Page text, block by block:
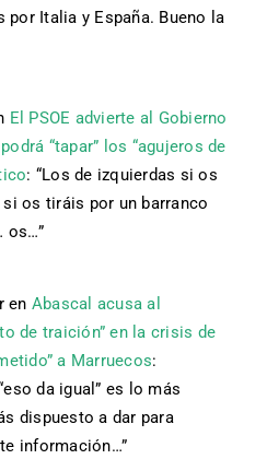
por Italia y España. Bueno la
El PSOE advierte al Gobierno
“tapar” los “agujeros de
: “Los de izquierdas si os
si os tiráis por un barranco
os…”
en Abascal acusa al
de traición” en la crisis de
a Marruecos:
da igual” es lo más
dispuesto a dar para
información…”